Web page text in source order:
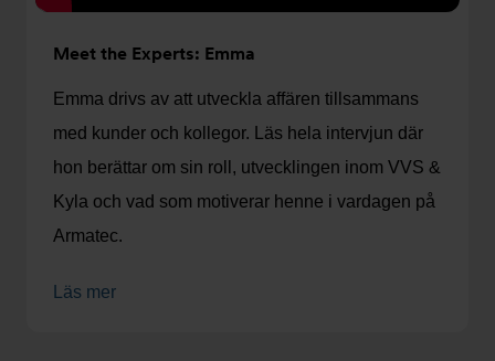
Meet the Experts: Emma
Emma drivs av att utveckla affären tillsammans
med kunder och kollegor. Läs hela intervjun där
hon berättar om sin roll, utvecklingen inom VVS &
Kyla och vad som motiverar henne i vardagen på
Armatec.
Läs mer